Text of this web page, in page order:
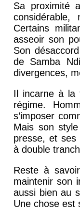
Sa proximité
Certains
asseoir son
Son
de Samba
divergences,
Il incarne à la
régime.
s’imposer
Mais son
presse, et ses
à double
Reste à
maintenir son
aussi bien au
Une chose est